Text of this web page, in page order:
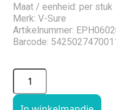
Maat / eenheid: per stuk
Merk: V-Sure
Artikelnummer:
Barcode: